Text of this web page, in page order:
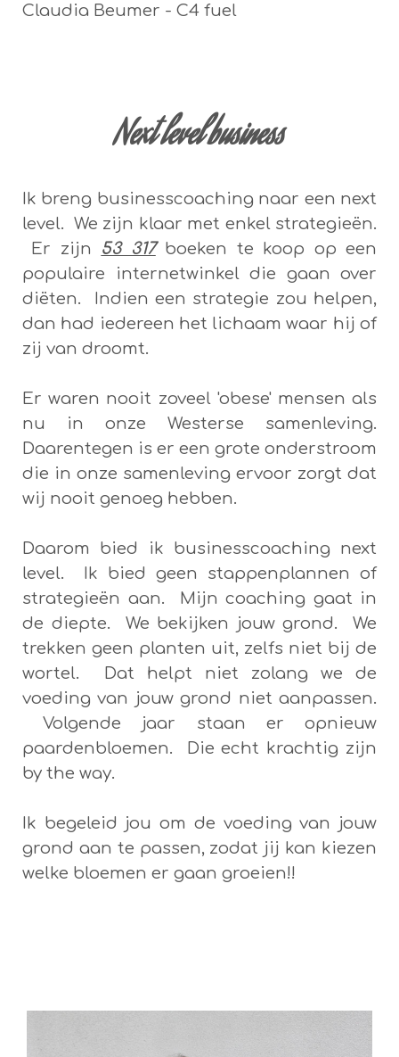
Claudia Beumer - C4 fuel
Next level business
Ik breng businesscoaching naar een next
level. We zijn klaar met enkel strategieën.
Er zijn 53 317boeken te koop op een
populaire internetwinkel die gaan over
diëten. Indien een strategie zou helpen,
dan had iedereen het lichaam waar hij of
zij van droomt.
Er waren nooit zoveel 'obese' mensen als
nu in onze Westerse samenleving.
Daarentegen is er een grote onderstroom
die in onze samenleving ervoor zorgt dat
wij nooit genoeg hebben.
Daarom bied ik businesscoaching next
level. Ik bied geen stappenplannen of
strategieën aan. Mijn coaching gaat in
de diepte. We bekijken jouw grond. We
trekken geen planten uit, zelfs niet bij de
wortel. Dat helpt niet zolang we de
voeding van jouw grond niet aanpassen.
Volgende jaar staan er opnieuw
paardenbloemen. Die echt krachtig zijn
by the way.
Ik begeleid jou om de voeding van jouw
grond aan te passen, zodat jij kan kiezen
welke bloemen er gaan groeien!!